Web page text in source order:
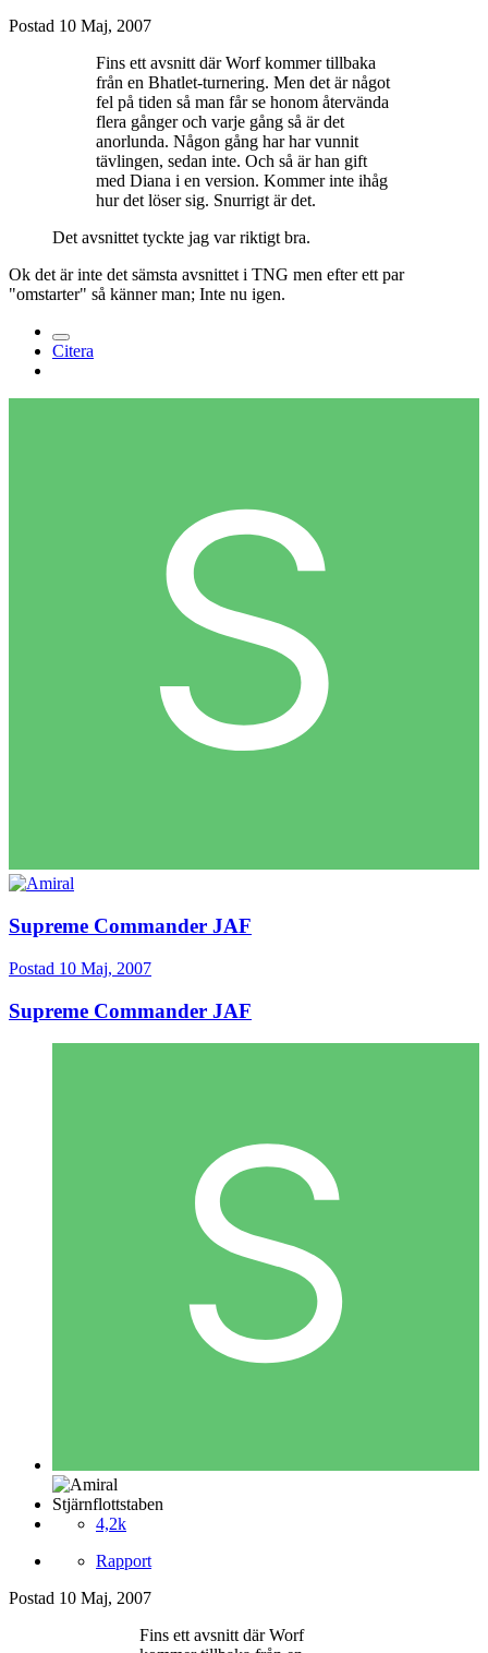
Postad 10 Maj, 2007
Fins ett avsnitt där Worf kommer tillbaka
från en Bhatlet-turnering. Men det är något
fel på tiden så man får se honom återvända
flera gånger och varje gång så är det
anorlunda. Någon gång har har vunnit
tävlingen, sedan inte. Och så är han gift
med Diana i en version. Kommer inte ihåg
hur det löser sig. Snurrigt är det.
Det avsnittet tyckte jag var riktigt bra.
Ok det är inte det sämsta avsnittet i TNG men efter ett par
"omstarter" så känner man; Inte nu igen.
Citera
Supreme Commander JAF
Postad 10 Maj, 2007
Supreme Commander JAF
Stjärnflottstaben
4,2k
Rapport
Postad 10 Maj, 2007
Fins ett avsnitt där Worf